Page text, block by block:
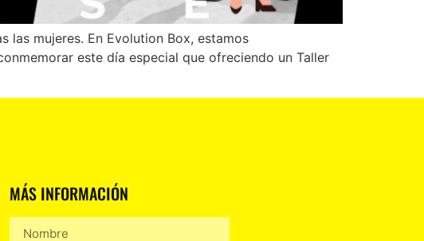
las mujeres. En Evolution Box, estamos
este día especial que ofreciendo un Taller
MÁS INFORMACIÓN